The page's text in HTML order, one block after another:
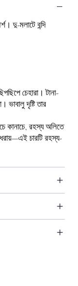
দু-মলাটে বন্দি
চেহারা। টানা-
দৃষ্টি তার
কানাচে, রহস্য অলিতে
ধরায়—এই চারটি রহস্য-